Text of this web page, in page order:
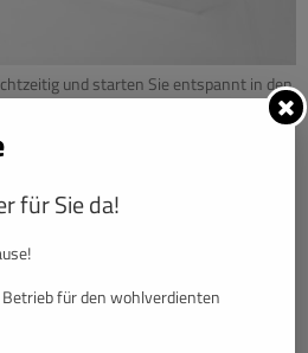
und starten Sie entspannt in den
für Sie da!
für den wohlverdienten